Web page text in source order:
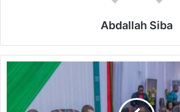
Abdallah Siba